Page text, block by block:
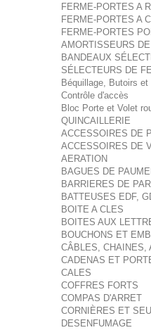
FERME-PORTES A
FERME-PORTES A
FERME-PORTES
AMORTISSEURS
BANDEAUX
SÉLECTEURS DE
Béquillage, Butoirs et
Contrôle d'accès
Bloc Porte et Volet
QUINCAILLERIE
ACCESSOIRES DE
ACCESSOIRES DE
AERATION
BAGUES DE
BARRIERES DE
BATTEUSES EDF,
BOITE A CLES
BOITES AUX
BOUCHONS ET
CÂBLES, CHAINES,
CADENAS ET
CALES
COFFRES FORTS
COMPAS D'ARRET
CORNIÈRES ET
DESENFUMAGE